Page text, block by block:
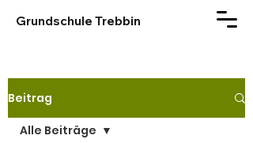
Grundschule Trebbin
Beitrag
Alle Beiträge